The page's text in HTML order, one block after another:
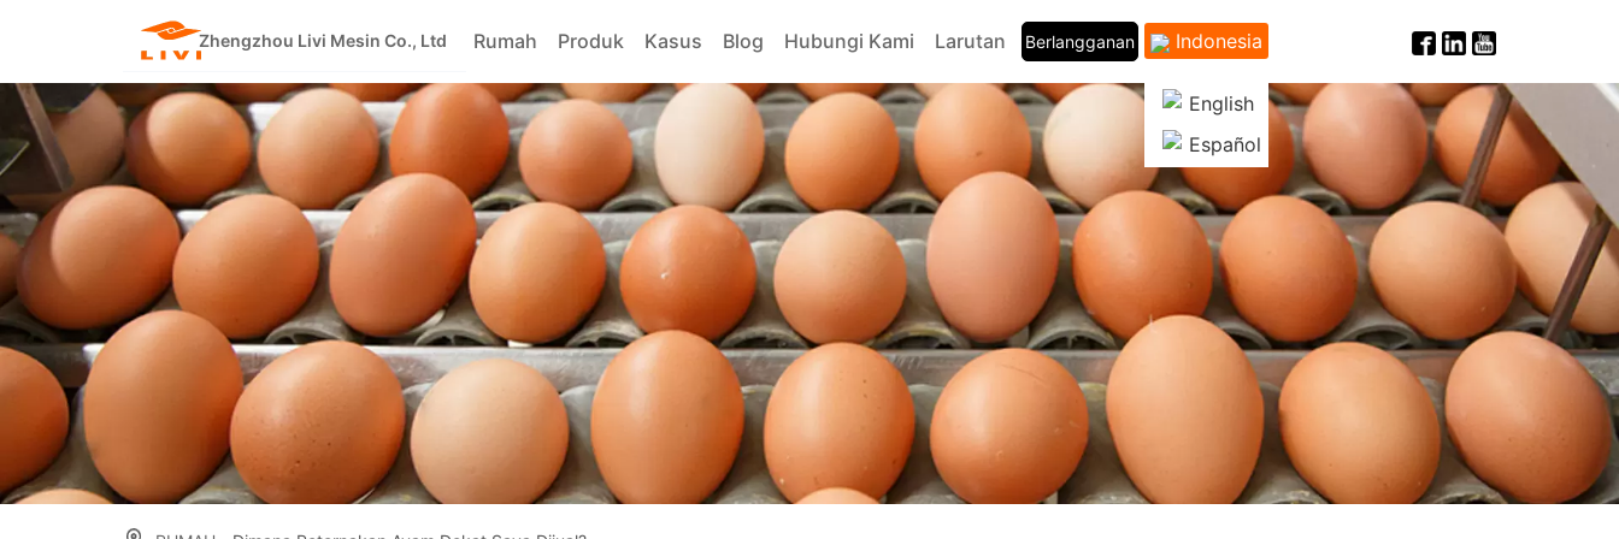
Zhengzhou Livi Mesin Co., Ltd Rumah Produk Kasus Blog Hubungi Kami Larutan Berlangganan Indonesia
English
Español